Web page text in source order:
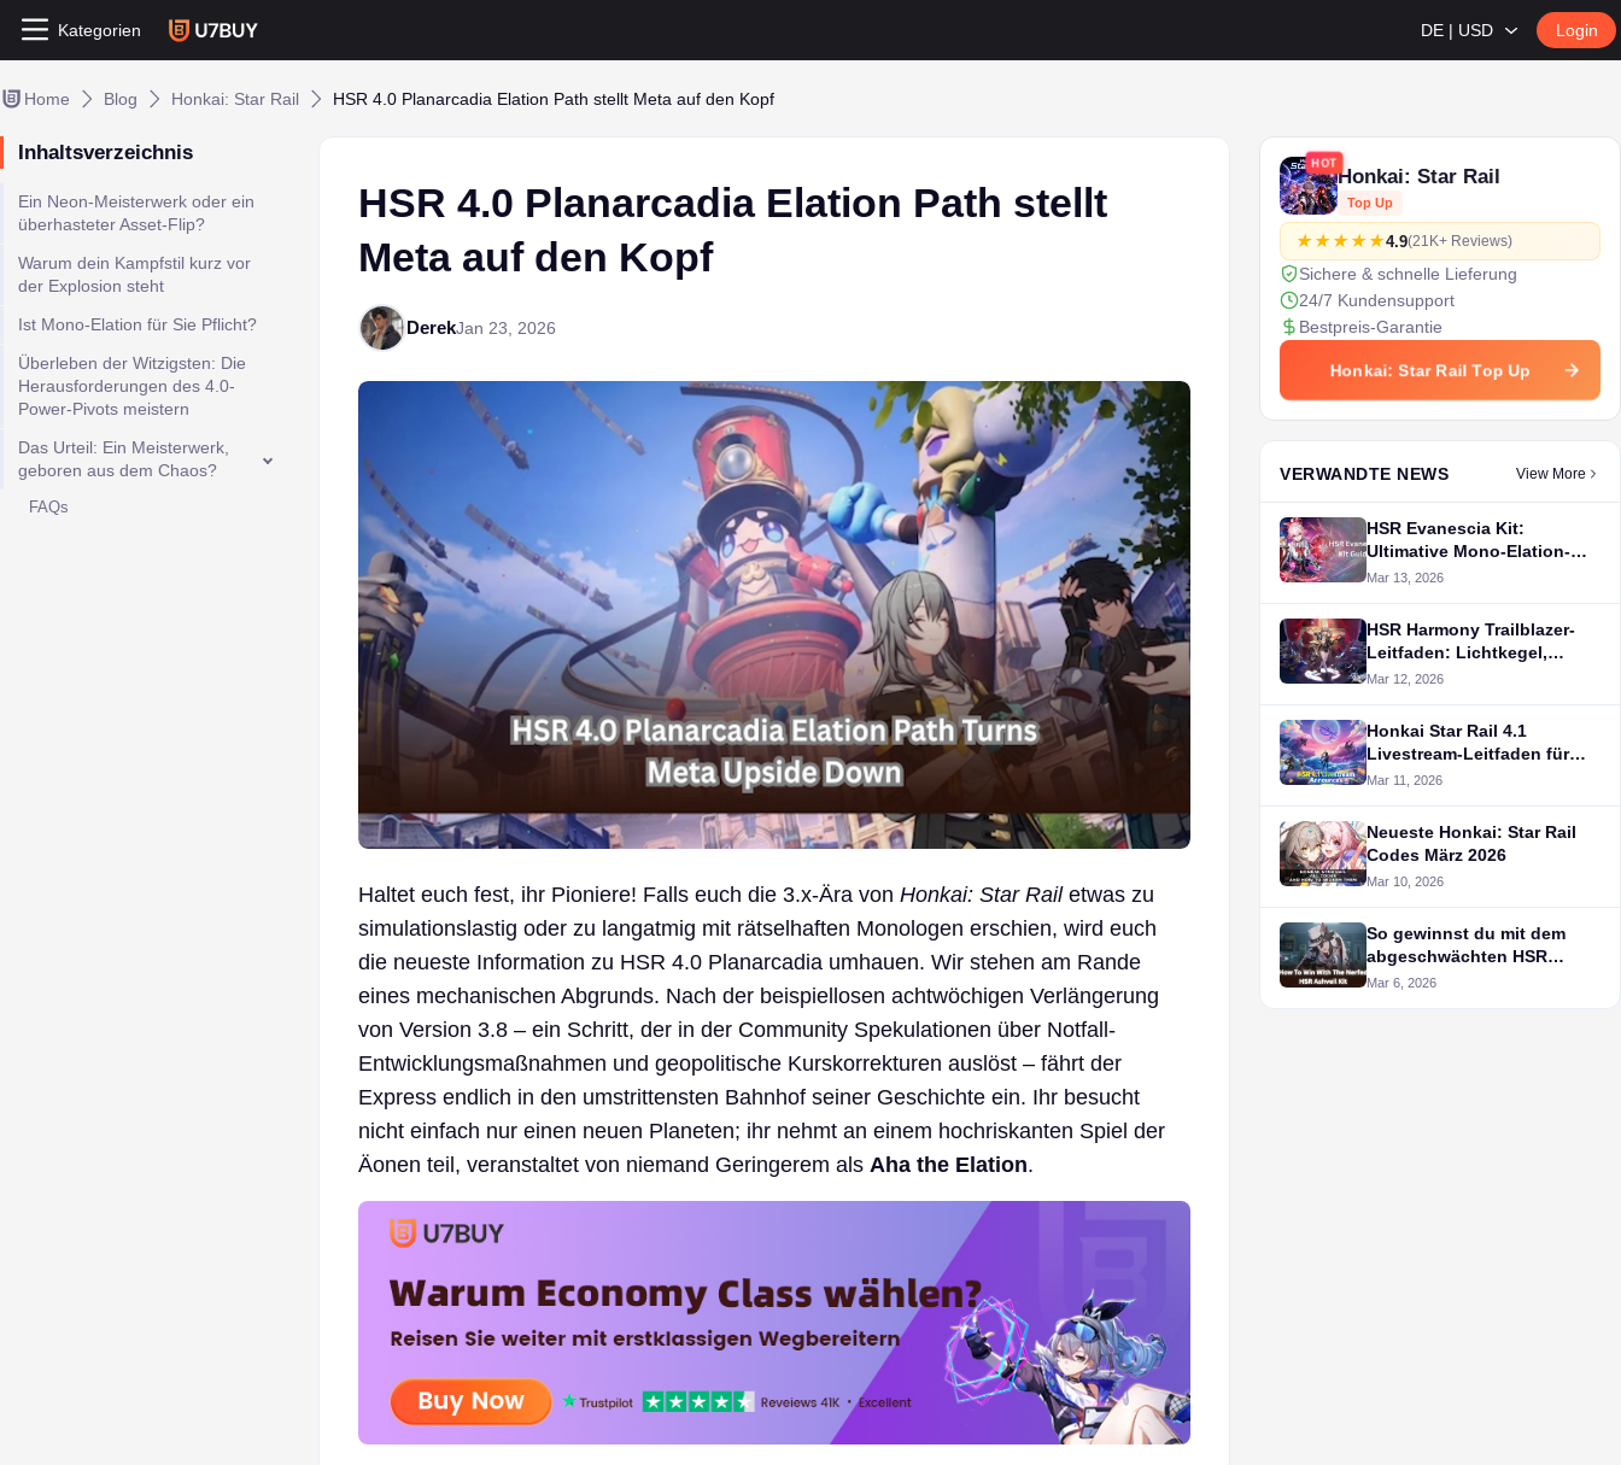
Kategorien DE | USD Login
Home Blog Honkai: Star Rail HSR 4.0 Planarcadia Elation Path stellt Meta auf den Kopf
Inhaltsverzeichnis
Ein Neon-Meisterwerk oder ein
überhasteter Asset-Flip?
Warum dein Kampfstil kurz vor
der Explosion steht
Ist Mono-Elation für Sie Pflicht?
Überleben der Witzigsten: Die
Herausforderungen des 4.0-
Power-Pivots meistern
Das Urteil: Ein Meisterwerk,
geboren aus dem Chaos?
FAQs
HSR 4.0 Planarcadia Elation Path stellt
Meta auf den Kopf
DerekJan 23, 2026
Haltet euch fest, ihr Pioniere! Falls euch die 3.x-Ära von Honkai: Star Railetwas zu
simulationslastig oder zu langatmig mit rätselhaften Monologen erschien, wird euch
die neueste Information zu HSR 4.0 Planarcadia umhauen. Wir stehen am Rande
eines mechanischen Abgrunds. Nach der beispiellosen achtwöchigen Verlängerung
von Version 3.8 – ein Schritt, der in der Community Spekulationen über Notfall-
Entwicklungsmaßnahmen und geopolitische Kurskorrekturen auslöst – fährt der
Express endlich in den umstrittensten Bahnhof seiner Geschichte ein. Ihr besucht
nicht einfach nur einen neuen Planeten; ihr nehmt an einem hochriskanten Spiel der
Äonen teil, veranstaltet von niemand Geringerem als Aha the Elation.
HOT
Honkai: Star Rail
Top Up
4.9(21K+ Reviews)
Sichere & schnelle Lieferung
24/7 Kundensupport
Bestpreis-Garantie
Honkai: Star Rail Top Up
VERWANDTE NEWS View More
HSR Evanescia Kit:
Ultimative Mono-Elation-
Strategie
Mar 13, 2026
HSR Harmony Trailblazer-
Leitfaden: Lichtkegel,
Eidolons, Fähigkeiten
Mar 12, 2026
Honkai Star Rail 4.1
Livestream-Leitfaden für
den kommenden
Mar 11, 2026
Neueste Honkai: Star Rail
Codes März 2026
Mar 10, 2026
So gewinnst du mit dem
abgeschwächten HSR
Ashveil Kit
Mar 6, 2026